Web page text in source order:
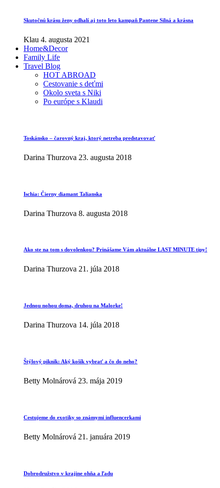
Skutočnú krásu ženy odhalí aj toto leto kampaň Pantene Silná a krásna
Klau 4. augusta 2021
Home&Decor
Family Life
Travel Blog
HOT ABROAD
Cestovanie s deťmi
Okolo sveta s Niki
Po európe s Klaudi
Toskánsko – čarovný kraj, ktorý netreba predstavovať
Darina Thurzova 23. augusta 2018
Ischia: Čierny diamant Talianska
Darina Thurzova 8. augusta 2018
Ako ste na tom s dovolenkou? Prinášame Vám aktuálne LAST MINUTE tipy!
Darina Thurzova 21. júla 2018
Jednou nohou doma, druhou na Malorke!
Darina Thurzova 14. júla 2018
Štýlový piknik: Aký košík vybrať a čo do neho?
Betty Molnárová 23. mája 2019
Cestujeme do exotiky so známymi influencerkami
Betty Molnárová 21. januára 2019
Dobrodružstvo v krajine ohňa a ľadu